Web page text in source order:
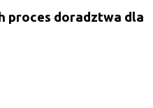
proces doradztwa dla